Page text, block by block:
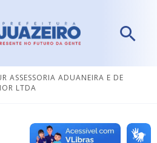
ASSESSORIA ADUANEIRA E DE
LTDA